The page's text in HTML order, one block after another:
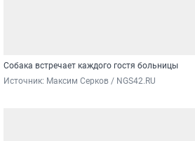
Собака встречает каждого гостя больницы
Источник: Максим Серков / NGS42.RU